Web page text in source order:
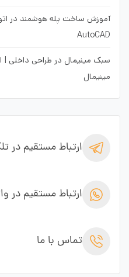
آموزش ساخت پله هوشمند در
AutoCAD
سبک مینیمال در طراحی داخلی |
مینیمال
ارتباط مستقیم در
ارتباط مستقیم در
تماس با ما